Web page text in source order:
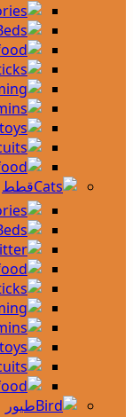
قطط
طيور